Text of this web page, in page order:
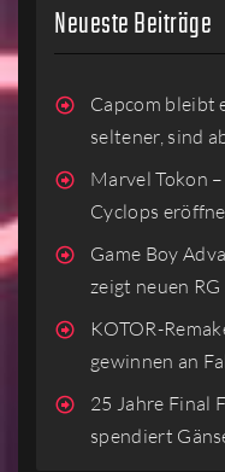
Neueste Beiträge
Capcom bleibt
seltener, sind
Marvel Tokon
Cyclops
Game Boy
zeigt neuen RG
KOTOR-
gewinnen an
25 Jahre Final
spendiert